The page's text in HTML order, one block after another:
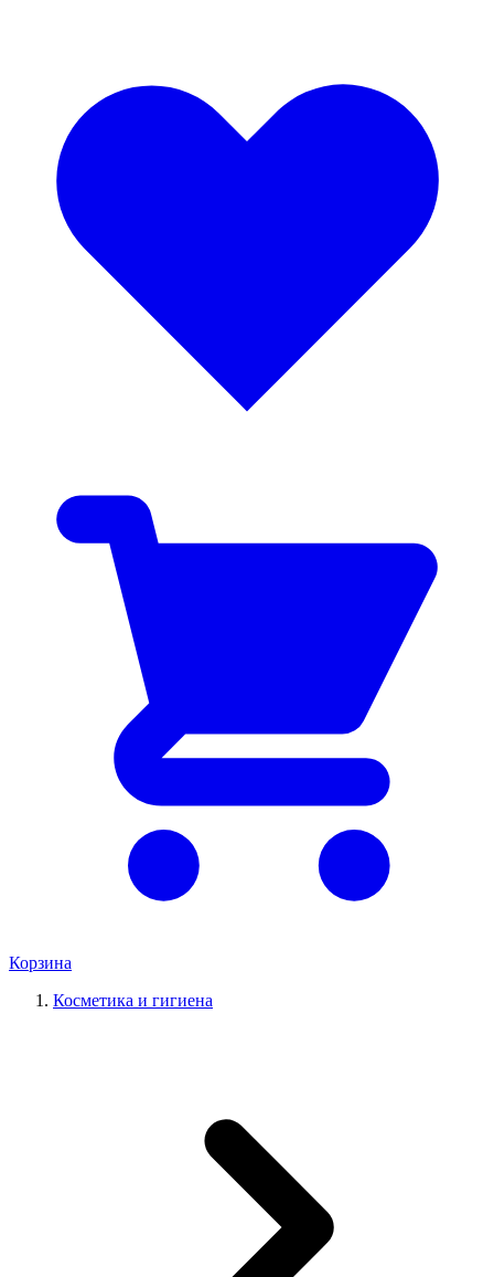
Корзина
Косметика и гигиена